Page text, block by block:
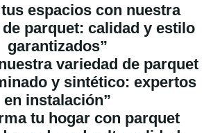
espacios con nuestra
parquet: calidad y estilo
garantizados”
variedad de parquet
y sintético: expertos
en instalación”
tu hogar con parquet